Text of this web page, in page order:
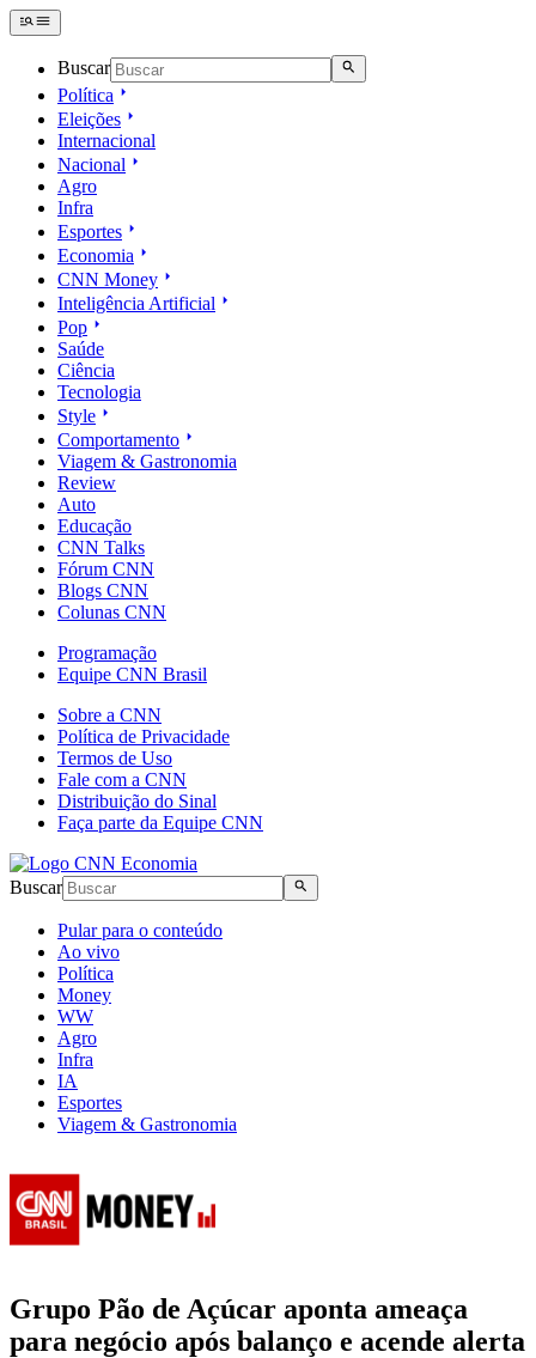
Buscar
Política
Eleições
Internacional
Nacional
Agro
Infra
Esportes
Economia
CNN Money
Inteligência Artificial
Pop
Saúde
Ciência
Tecnologia
Style
Comportamento
Viagem & Gastronomia
Review
Auto
Educação
CNN Talks
Fórum CNN
Blogs CNN
Colunas CNN
Programação
Equipe CNN Brasil
Sobre a CNN
Política de Privacidade
Termos de Uso
Fale com a CNN
Distribuição do Sinal
Faça parte da Equipe CNN
Buscar
Pular para o conteúdo
Ao vivo
Política
Money
WW
Agro
Infra
IA
Esportes
Viagem & Gastronomia
Grupo Pão de Açúcar aponta ameaça
para negócio após balanço e acende alerta